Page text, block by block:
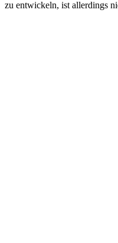
zu entwickeln, ist allerdings